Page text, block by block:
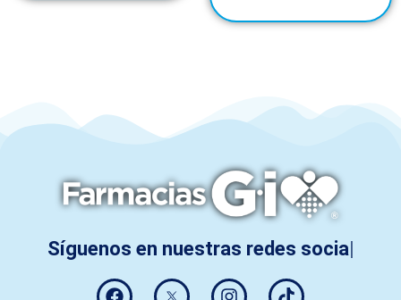
Síguenos en nuestras redes sociales